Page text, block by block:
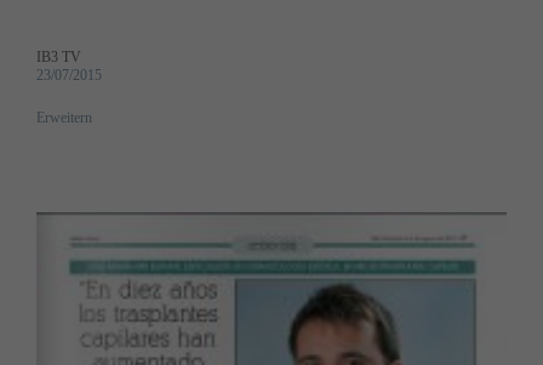
IB3 TV
23/07/2015
Erweitern